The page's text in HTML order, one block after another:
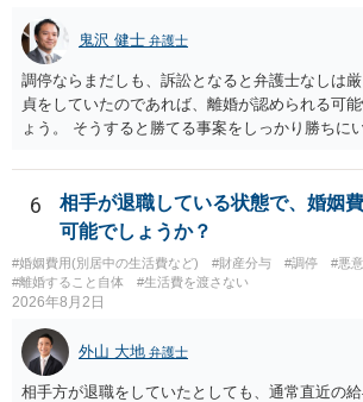
鬼沢 健士 弁護士
調停ならまだしも、訴訟となると弁護士なしは
貞をしていたのであれば、離婚が認められる可
ょう。 そうすると勝てる事案をしっかり勝ちに
6
相手が退職している状態で、婚姻
可能でしょうか？
#婚姻費用(別居中の生活費など) #財産分与 #調停
#悪
#離婚すること自体
#生活費を渡さない
2026年8月2日
外山 大地 弁護士
相手方が退職をしていたとしても、通常直近の